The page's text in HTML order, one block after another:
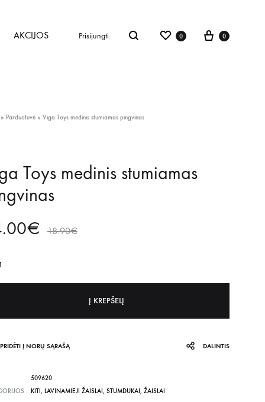
AKCIJOS Prisijungti 0 0
Parduotuvė» Viga Toys medinis stumiamas pingvinas
Toys medinis stumiamas
€ 18.90€
Į KREPŠELĮ
PRIDĖTI Į NORŲ SĄRAŠĄ DALINTIS
509620
KITI, LAVINAMIEJI ŽAISLAI, STUMDUKAI, ŽAISLAI